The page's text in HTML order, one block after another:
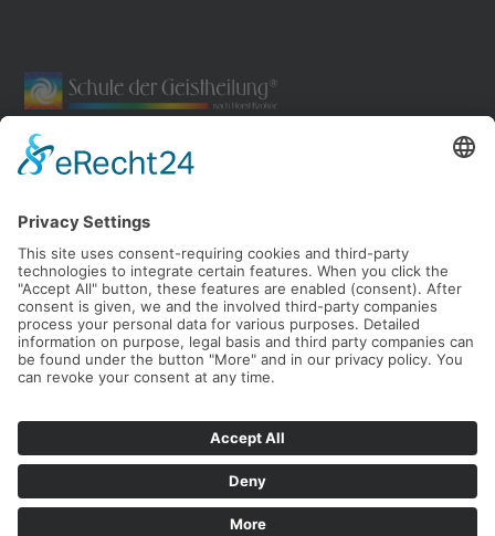
© 2026 Schule der Geistheilung nach Horst Krohne
E-Mail:
office@schule-der-geistheilung.de
Geschäftsführender Gesellschafter: Thomas Gruber
Impressum
Haftungsausschluss